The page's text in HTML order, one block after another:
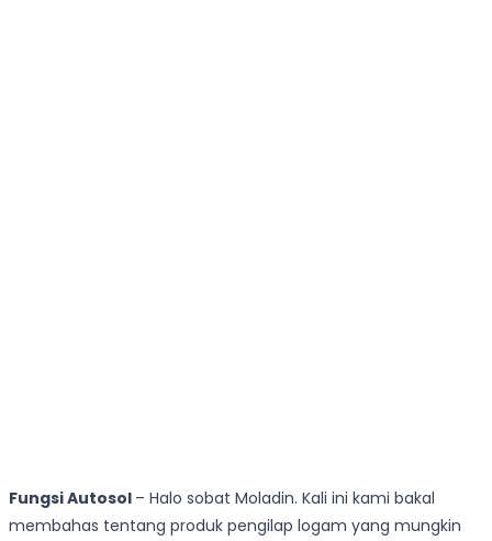
Fungsi Autosol – Halo sobat Moladin. Kali ini kami bakal
membahas tentang produk pengilap logam yang mungkin